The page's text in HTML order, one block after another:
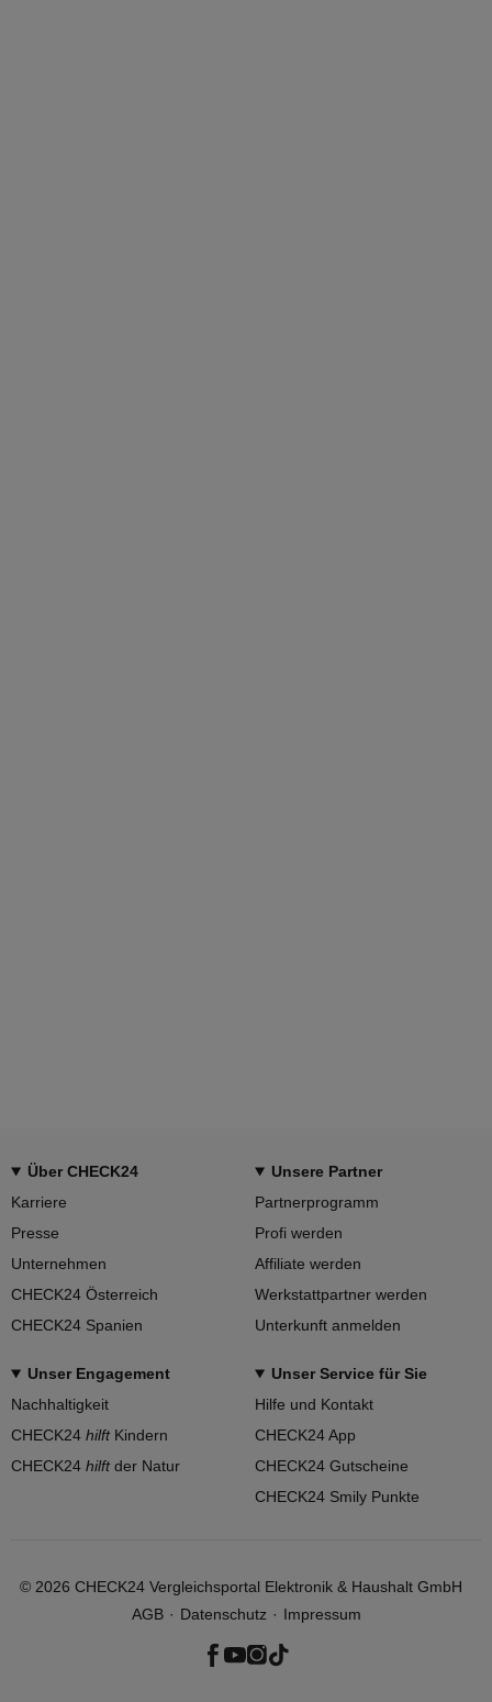
Über CHECK24
Karriere
Presse
Unternehmen
CHECK24 Österreich
CHECK24 Spanien
Unsere Partner
Partnerprogramm
Profi werden
Affiliate werden
Werkstattpartner werden
Unterkunft anmelden
Unser Engagement
Nachhaltigkeit
CHECK24 hilftKindern
CHECK24 hilftder Natur
Unser Service für Sie
Hilfe und Kontakt
CHECK24 App
CHECK24 Gutscheine
CHECK24 Smily Punkte
© 2026 CHECK24 Vergleichsportal Elektronik & Haushalt GmbH
AGB
Datenschutz Impressum